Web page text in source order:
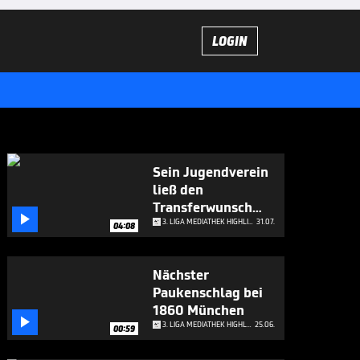
LOGIN
 04:08
Sein Jugendverein
ließ den
Transferwunsch
platzen
3. LIGA MEDIATHEK HIGHLIGHTS 31.07.
 00:59
Nächster
Paukenschlag bei
1860 München
3. LIGA MEDIATHEK HIGHLIGHTS 25.06.